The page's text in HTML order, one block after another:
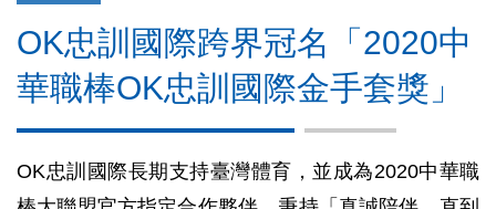
OK忠訓國際跨界冠名「2020中
華職棒OK忠訓國際金手套獎」
OK忠訓國際長期支持臺灣體育，並成為2020中華職